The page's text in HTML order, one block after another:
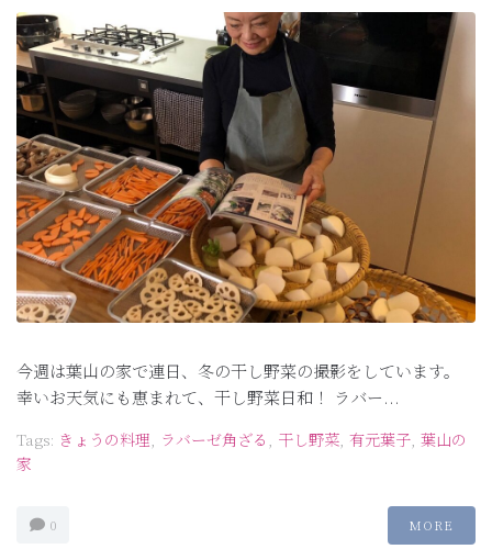
今週は葉山の家で連日、冬の干し野菜の撮影をしています。
幸いお天気にも恵まれて、干し野菜日和！ ラバー...
Tags: きょうの料理 ラバーゼ角ざる 干し野菜 有元葉子 葉山の
家
0 MORE